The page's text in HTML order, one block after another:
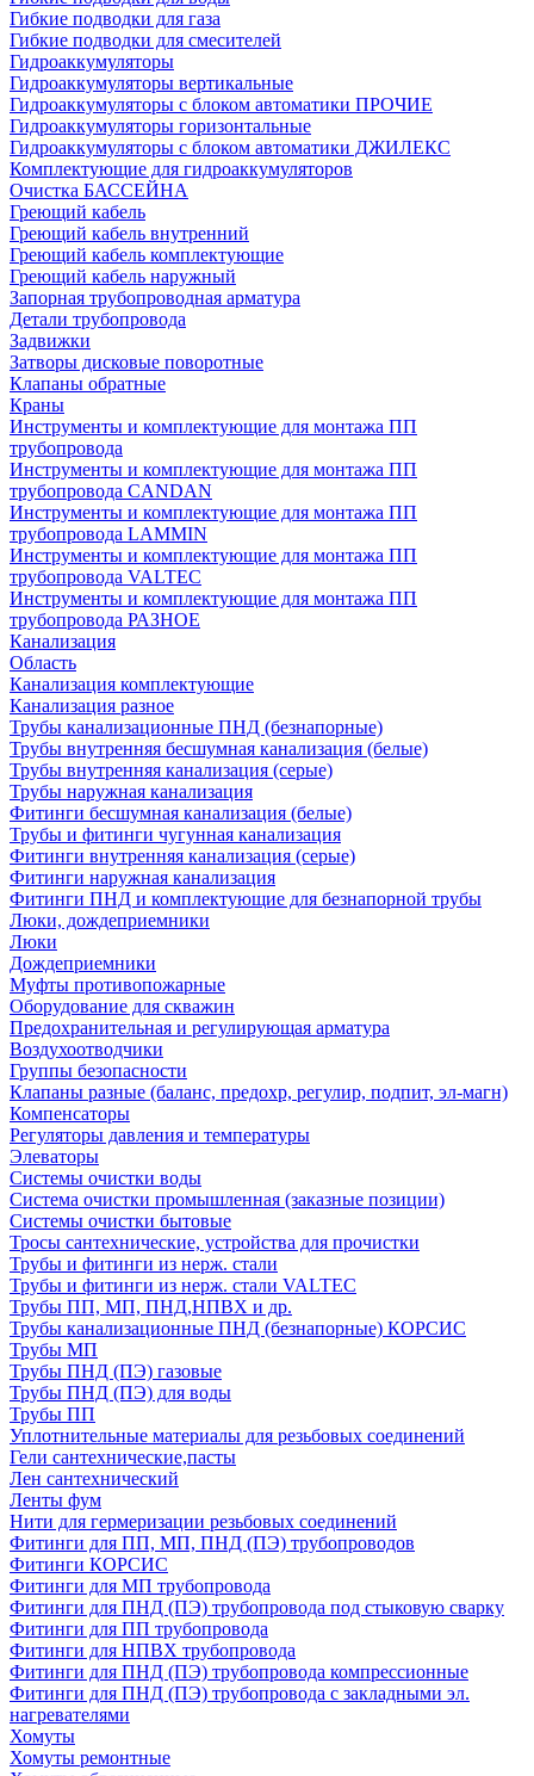
Гибкие подводки для газа
Гибкие подводки для смесителей
Гидроаккумуляторы
Гидроаккумуляторы вертикальные
Гидроаккумуляторы с блоком автоматики ПРОЧИЕ
Гидроаккумуляторы горизонтальные
Гидроаккумуляторы с блоком автоматики ДЖИЛЕКС
Комплектующие для гидроаккумуляторов
Очистка БАССЕЙНА
Греющий кабель
Греющий кабель внутренний
Греющий кабель комплектующие
Греющий кабель наружный
Запорная трубопроводная арматура
Детали трубопровода
Задвижки
Затворы дисковые поворотные
Клапаны обратные
Краны
Инструменты и комплектующие для монтажа ПП
трубопровода
Инструменты и комплектующие для монтажа ПП
трубопровода CANDAN
Инструменты и комплектующие для монтажа ПП
трубопровода LAMMIN
Инструменты и комплектующие для монтажа ПП
трубопровода VALTEC
Инструменты и комплектующие для монтажа ПП
трубопровода РАЗНОЕ
Канализация
Область
Канализация комплектующие
Канализация разное
Трубы канализационные ПНД (безнапорные)
Трубы внутренняя бесшумная канализация (белые)
Трубы внутренняя канализация (серые)
Трубы наружная канализация
Фитинги бесшумная канализация (белые)
Трубы и фитинги чугунная канализация
Фитинги внутренняя канализация (серые)
Фитинги наружная канализация
Фитинги ПНД и комплектующие для безнапорной трубы
Люки, дождеприемники
Люки
Дождеприемники
Муфты противопожарные
Оборудование для скважин
Предохранительная и регулирующая арматура
Воздухоотводчики
Группы безопасности
Клапаны разные (баланс, предохр, регулир, подпит, эл-магн)
Компенсаторы
Регуляторы давления и температуры
Элеваторы
Системы очистки воды
Система очистки промышленная (заказные позиции)
Системы очистки бытовые
Тросы сантехнические, устройства для прочистки
Трубы и фитинги из нерж. стали
Трубы и фитинги из нерж. стали VALTEC
Трубы ПП, МП, ПНД,НПВХ и др.
Трубы канализационные ПНД (безнапорные) КОРСИС
Трубы МП
Трубы ПНД (ПЭ) газовые
Трубы ПНД (ПЭ) для воды
Трубы ПП
Уплотнительные материалы для резьбовых соединений
Гели сантехнические,пасты
Лен сантехнический
Ленты фум
Нити для гермеризации резьбовых соединений
Фитинги для ПП, МП, ПНД (ПЭ) трубопроводов
Фитинги КОРСИС
Фитинги для МП трубопровода
Фитинги для ПНД (ПЭ) трубопровода под стыковую сварку
Фитинги для ПП трубопровода
Фитинги для НПВХ трубопровода
Фитинги для ПНД (ПЭ) трубопровода компрессионные
Фитинги для ПНД (ПЭ) трубопровода с закладными эл.
нагревателями
Хомуты
Хомуты ремонтные